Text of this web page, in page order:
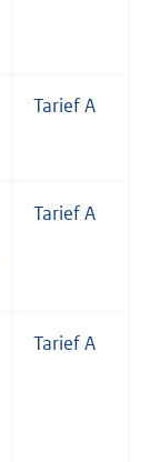
Tarief A
Tarief A
Tarief A